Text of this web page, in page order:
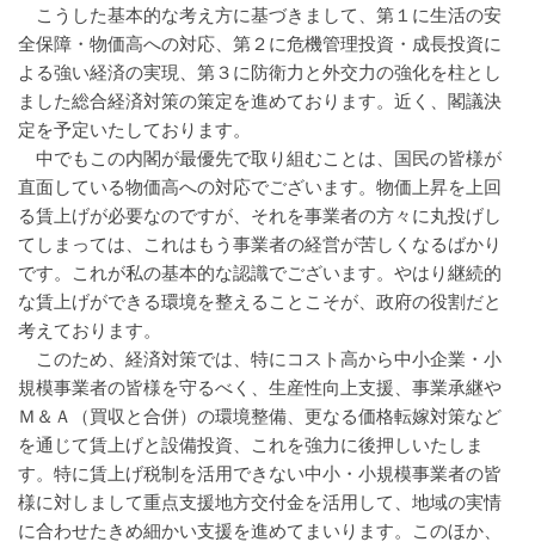
こうした基本的な考え方に基づきまして、第１に生活の安
全保障・物価高への対応、第２に危機管理投資・成長投資に
よる強い経済の実現、第３に防衛力と外交力の強化を柱とし
ました総合経済対策の策定を進めております。近く、閣議決
定を予定いたしております。
中でもこの内閣が最優先で取り組むことは、国民の皆様が
直面している物価高への対応でございます。物価上昇を上回
る賃上げが必要なのですが、それを事業者の方々に丸投げし
てしまっては、これはもう事業者の経営が苦しくなるばかり
です。これが私の基本的な認識でございます。やはり継続的
な賃上げができる環境を整えることこそが、政府の役割だと
考えております。
このため、経済対策では、特にコスト高から中小企業・小
規模事業者の皆様を守るべく、生産性向上支援、事業承継や
Ｍ＆Ａ（買収と合併）の環境整備、更なる価格転嫁対策など
を通じて賃上げと設備投資、これを強力に後押しいたしま
す。特に賃上げ税制を活用できない中小・小規模事業者の皆
様に対しまして重点支援地方交付金を活用して、地域の実情
に合わせたきめ細かい支援を進めてまいります。このほか、